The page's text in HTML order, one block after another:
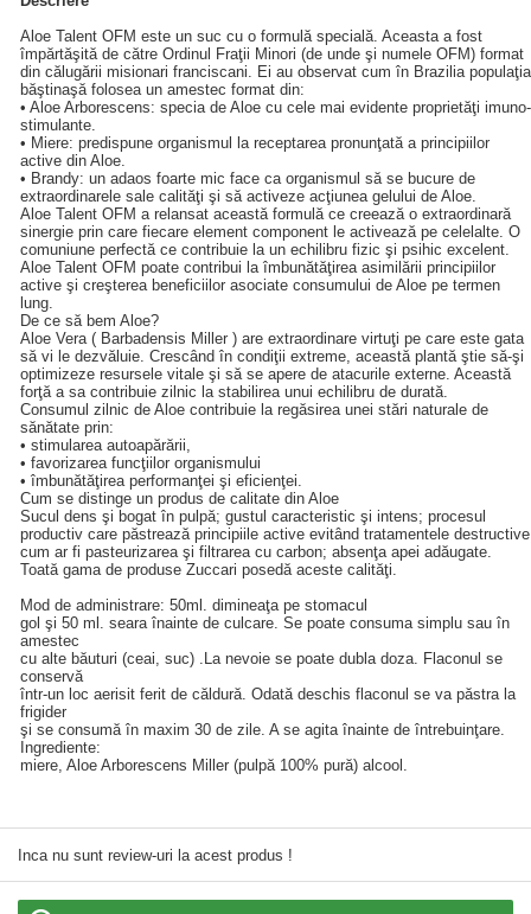
Aloe Talent OFM este un suc cu o formulă specială. Aceasta a fost
împărtăşită de către Ordinul Fraţii Minori (de unde şi numele OFM) format
din călugării misionari franciscani. Ei au observat cum în Brazilia populaţia
băştinaşă folosea un amestec format din:
• Aloe Arborescens: specia de Aloe cu cele mai evidente proprietăţi imuno-
stimulante.
• Miere: predispune organismul la receptarea pronunţată a principiilor
active din Aloe.
• Brandy: un adaos foarte mic face ca organismul să se bucure de
extraordinarele sale calităţi şi să activeze acţiunea gelului de Aloe.
Aloe Talent OFM a relansat această formulă ce creează o extraordinară
sinergie prin care fiecare element component le activează pe celelalte. O
comuniune perfectă ce contribuie la un echilibru fizic şi psihic excelent.
Aloe Talent OFM poate contribui la îmbunătăţirea asimilării principiilor
active şi creşterea beneficiilor asociate consumului de Aloe pe termen
lung.
De ce să bem Aloe?
Aloe Vera ( Barbadensis Miller ) are extraordinare virtuţi pe care este gata
să vi le dezvăluie. Crescând în condiţii extreme, această plantă ştie să-şi
optimizeze resursele vitale şi să se apere de atacurile externe. Această
forţă a sa contribuie zilnic la stabilirea unui echilibru de durată.
Consumul zilnic de Aloe contribuie la regăsirea unei stări naturale de
sănătate prin:
• stimularea autoapărării,
• favorizarea funcţiilor organismului
• îmbunătăţirea performanţei şi eficienţei.
Cum se distinge un produs de calitate din Aloe
Sucul dens şi bogat în pulpă; gustul caracteristic şi intens; procesul
productiv care păstrează principiile active evitând tratamentele destructive
cum ar fi pasteurizarea şi filtrarea cu carbon; absenţa apei adăugate.
Toată gama de produse Zuccari posedă aceste calităţi.
Mod de administrare: 50ml. dimineaţa pe stomacul
gol şi 50 ml. seara înainte de culcare. Se poate consuma simplu sau în
amestec
cu alte băuturi (ceai, suc) .La nevoie se poate dubla doza. Flaconul se
conservă
într-un loc aerisit ferit de căldură. Odată deschis flaconul se va păstra la
frigider
şi se consumă în maxim 30 de zile. A se agita înainte de întrebuinţare.
Ingrediente:
miere, Aloe Arborescens Miller (pulpă 100% pură) alcool.
Inca nu sunt review-uri la acest produs !